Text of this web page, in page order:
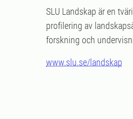
SLU Landskap är en
profilering av
forskning och
www.slu.se/landskap